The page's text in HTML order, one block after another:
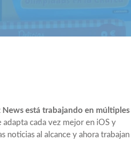
está trabajando en múltiples
cada vez mejor en iOS y
noticias al alcance y ahora trabajan